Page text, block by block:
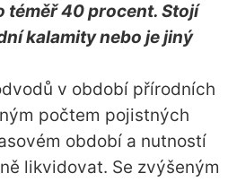
téměř 40 procent. Stojí
kalamity nebo je jiný
v období přírodních
počtem pojistných
období a nutností
likvidovat. Se zvýšeným